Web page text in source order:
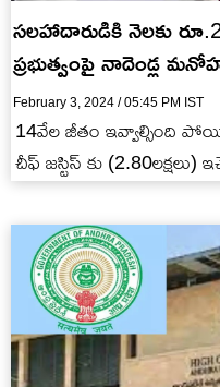
సలహాదారుడికి నెలకు
ప్రభుత్వంపై నాదెండ్ల
February 3, 2024 / 05:45 PM IST
14వేల జీతం ఇవ్వాల్సింది పోయి
చీఫ్ జస్టిస్ కు